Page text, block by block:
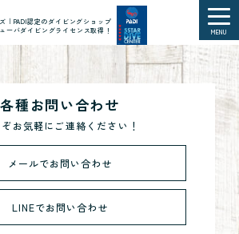
｜PADI認定のダイビングショップ
ーバダイビングライセンス取得！
MENU
各種お問い合わせ
ぞお気軽にご連絡ください！
メールでお問い合わせ
LINEでお問い合わせ